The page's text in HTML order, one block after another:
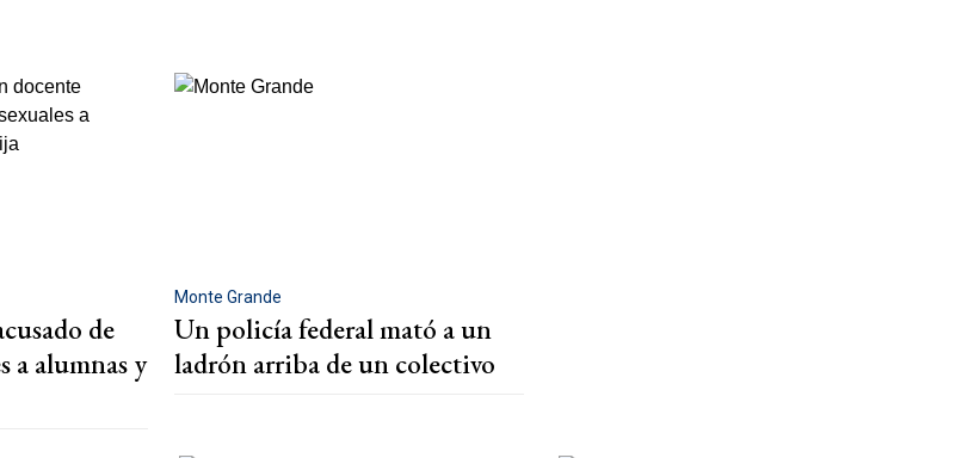
de
a alumnas y
Monte Grande
Un policía federal mató a un
ladrón arriba de un colectivo